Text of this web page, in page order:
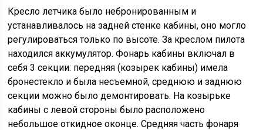
Кресло летчика было небронированным и
устанавливалось на задней стенке кабины, оно могло
регулироваться только по высоте. За креслом пилота
находился аккумулятор. Фонарь кабины включал в
себя 3 секции: передняя (козырек кабины) имела
бронестекло и была несъемной, среднюю и заднюю
секции можно было демонтировать. На козырьке
кабины с левой стороны было расположено
небольшое откидное оконце. Средняя часть фонаря